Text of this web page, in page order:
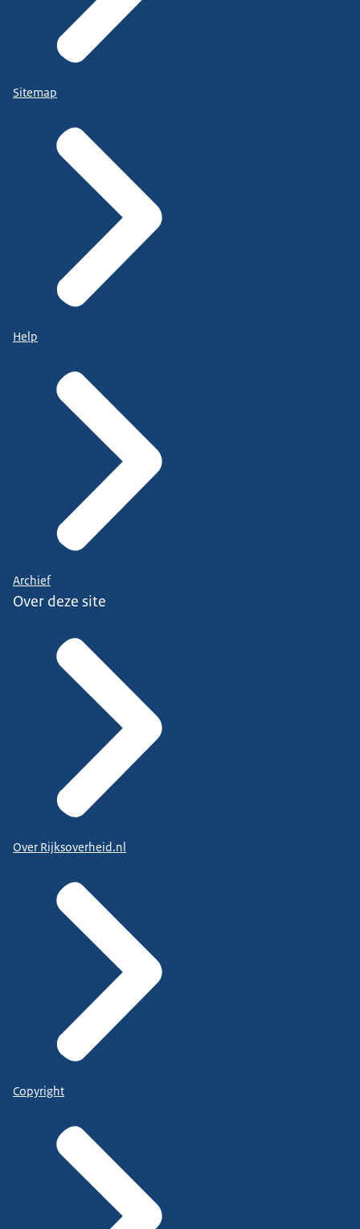
Sitemap
Help
Archief
Over deze site
Over Rijksoverheid.nl
Copyright